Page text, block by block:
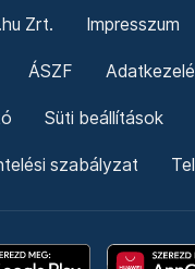
Zrt. Impresszum
ÁSZF
Süti beállítások
szabályzat